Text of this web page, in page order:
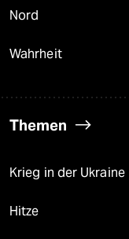
Nord
Wahrheit
Themen
Krieg in der Ukraine
Hitze